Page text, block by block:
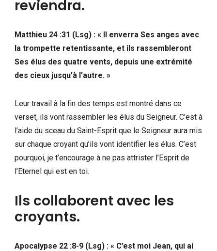
reviendra.
Matthieu 24 :31 (Lsg) : « Il enverra Ses anges avec
la trompette retentissante, et ils rassembleront
Ses élus des quatre vents, depuis une extrémité
des cieux jusqu’à l’autre. »
Leur travail à la fin des temps est montré dans ce
verset, ils vont rassembler les élus du Seigneur. C’est à
l’aide du sceau du Saint-Esprit que le Seigneur aura mis
sur chaque croyant qu’ils vont identifier les élus. C’est
pourquoi, je t’encourage à ne pas attrister l’Esprit de
l’Eternel qui est en toi.
Ils collaborent avec les
croyants.
Apocalypse 22 :8-9 (Lsg) : « C’est moi Jean, qui ai